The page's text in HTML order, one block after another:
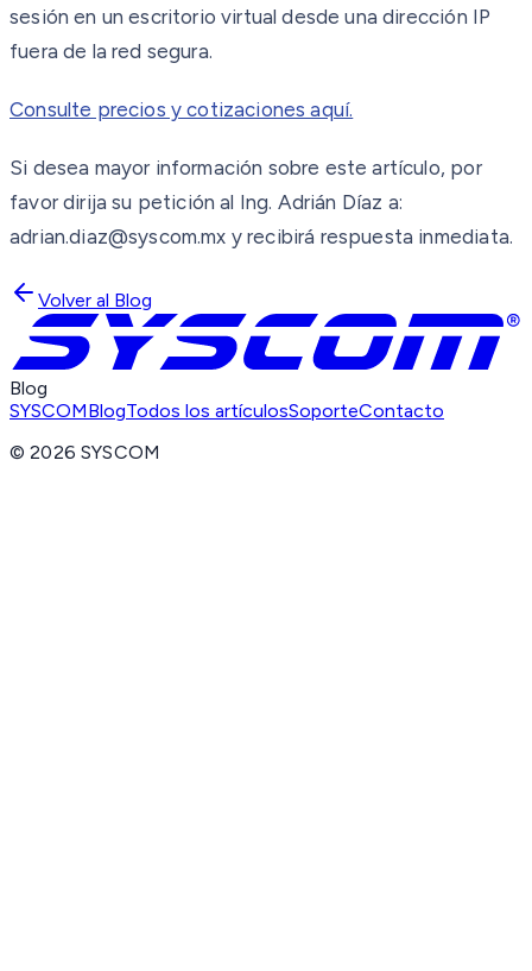
sesión en un escritorio virtual desde una dirección IP
fuera de la red segura.
Consulte precios y cotizaciones aquí.
Si desea mayor información sobre este artículo, por
favor dirija su petición al Ing. Adrián Díaz a:
adrian.diaz@syscom.mx y recibirá respuesta inmediata.
Volver al Blog
Blog
SYSCOMBlogTodos los artículosSoporteContacto
©2026 SYSCOM